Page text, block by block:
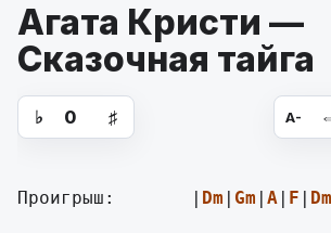
Агата Кристи —
Сказочная тайга
аккорды для гитары, текст
♭ 0 ♯ A-
Проигрыш:       | Dm | Gm | A | F | Dm